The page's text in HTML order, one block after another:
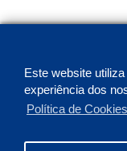
Este website
experiência dos
Política de Cookies